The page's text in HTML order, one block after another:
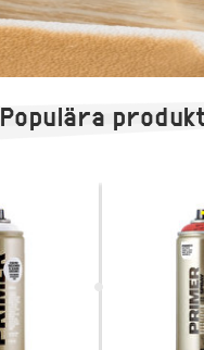
Populära